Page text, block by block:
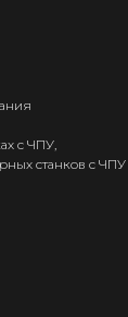
с ЧПУ,
станков с